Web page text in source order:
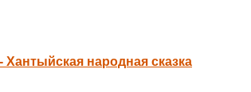
народная сказка